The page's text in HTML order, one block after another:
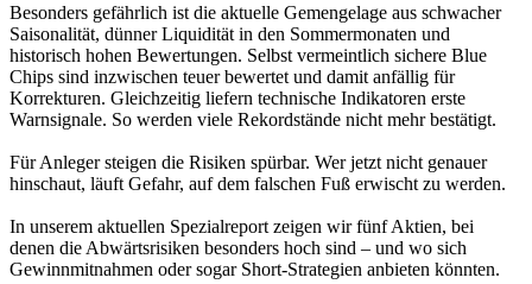
Besonders gefährlich ist die aktuelle Gemengelage aus schwacher
Saisonalität, dünner Liquidität in den Sommermonaten und
historisch hohen Bewertungen. Selbst vermeintlich sichere Blue
Chips sind inzwischen teuer bewertet und damit anfällig für
Korrekturen. Gleichzeitig liefern technische Indikatoren erste
Warnsignale. So werden viele Rekordstände nicht mehr bestätigt.
Für Anleger steigen die Risiken spürbar. Wer jetzt nicht genauer
hinschaut, läuft Gefahr, auf dem falschen Fuß erwischt zu werden.
In unserem aktuellen Spezialreport zeigen wir fünf Aktien, bei
denen die Abwärtsrisiken besonders hoch sind – und wo sich
Gewinnmitnahmen oder sogar Short-Strategien anbieten könnten.